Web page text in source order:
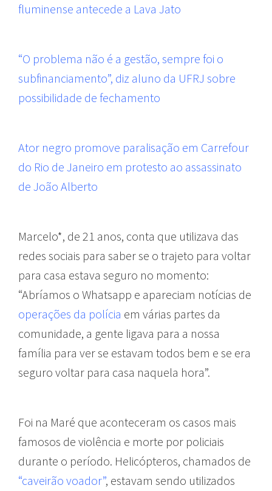
fluminense antecede a Lava Jato
“O problema não é a gestão, sempre foi o
subfinanciamento”, diz aluno da UFRJ sobre
possibilidade de fechamento
Ator negro promove paralisação em Carrefour
do Rio de Janeiro em protesto ao assassinato
de João Alberto
Marcelo*, de 21 anos, conta que utilizava das
redes sociais para saber se o trajeto para voltar
para casa estava seguro no momento:
“Abríamos o Whatsapp e apareciam notícias de
operações da polícia em várias partes da
comunidade, a gente ligava para a nossa
família para ver se estavam todos bem e se era
seguro voltar para casa naquela hora”.
Foi na Maré que aconteceram os casos mais
famosos de violência e morte por policiais
durante o período. Helicópteros, chamados de
“caveirão voador”, estavam sendo utilizados